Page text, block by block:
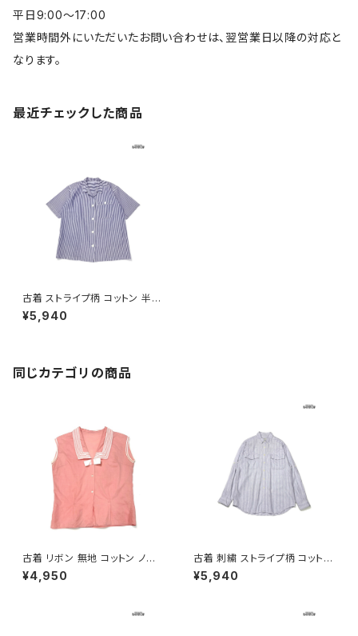
平日9:00～17:00
営業時間外にいただいたお問い合わせは、翌営業日以降の対応と
なります。
最近チェックした商品
古着 ストライプ柄 コットン 半袖
シャツ 紫 (ttu2605015)
¥5,940
同じカテゴリの商品
古着 リボン 無地 コットン ノー
スリーブ セーラー ブラウス ピン
ク (ta2607010)
¥4,950
古着 刺繍 ストライプ柄 コットン
100％ 長袖 シャツ パステル 紫
(ttu2603112)
¥5,940